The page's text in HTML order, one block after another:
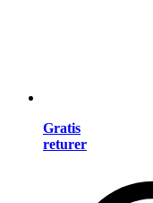
Gratis
returer